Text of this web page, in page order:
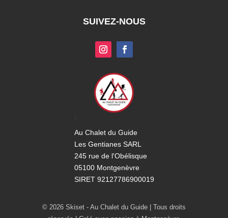
SUIVEZ-NOUS
Au Chalet du Guide
Les Gentianes SARL
245 rue de l'Obélisque
05100 Montgenèvre
SIRET 92127786900019
© 2026 Skiset - Au Chalet du Guide | Tous droits